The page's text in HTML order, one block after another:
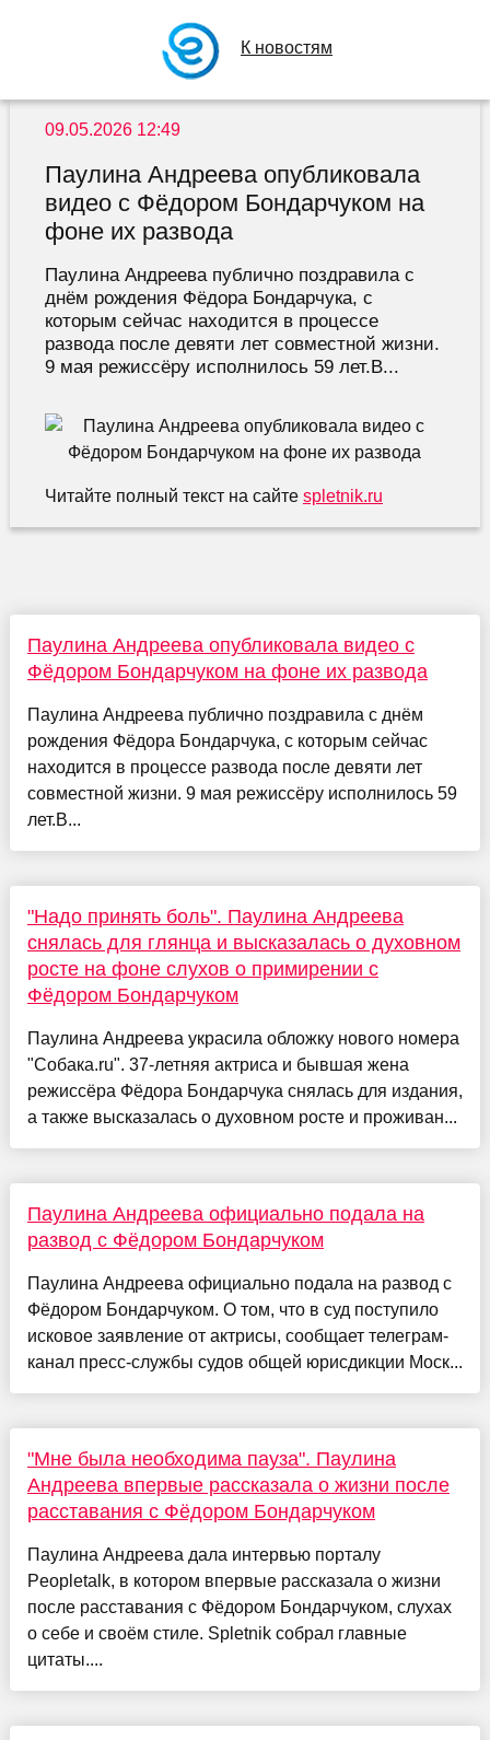
К новостям
09.05.2026 12:49
Паулина Андреева опубликовала
видео c Фёдором Бондарчуком на
фоне их развода
Паулина Андреева публично поздравила с
днём рождения Фёдора Бондарчука, с
которым сейчас находится в процессе
развода после девяти лет совместной жизни.
9 мая режиссёру исполнилось 59 лет.В...
Читайте полный текст на сайте spletnik.ru
Паулина Андреева опубликовала видео с
Фёдором Бондарчуком на фоне их развода
Паулина Андреева публично поздравила с днём
рождения Фёдора Бондарчука, с которым сейчас
находится в процессе развода после девяти лет
совместной жизни. 9 мая режиссёру исполнилось 59
лет.В...
"Надо принять боль". Паулина Андреева
снялась для глянца и высказалась о духовном
росте на фоне слухов о примирении с
Фёдором Бондарчуком
Паулина Андреева украсила обложку нового номера
"Собака.ru". 37-летняя актриса и бывшая жена
режиссёра Фёдора Бондарчука снялась для издания,
а также высказалась о духовном росте и проживан...
Паулина Андреева официально подала на
развод с Фёдором Бондарчуком
Паулина Андреева официально подала на развод с
Фёдором Бондарчуком. О том, что в суд поступило
исковое заявление от актрисы, сообщает телеграм-
канал пресс-службы судов общей юрисдикции Моск...
"Мне была необходима пауза". Паулина
Андреева впервые рассказала о жизни после
расставания с Фёдором Бондарчуком
Паулина Андреева дала интервью порталу
Peopletalk, в котором впервые рассказала о жизни
после расставания с Фёдором Бондарчуком, слухах
о себе и своём стиле. Spletnik собрал главные
цитаты....